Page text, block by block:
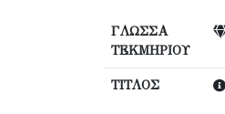
ΓΛΩΣΣΑ
ΤΕΚΜΗΡΙΟΥ
ΤΙΤΛΟΣ